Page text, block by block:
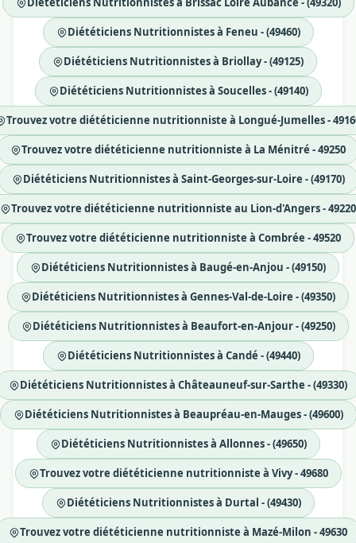
Diététiciens Nutritionnistes à Feneu - (49460)
Diététiciens Nutritionnistes à Briollay - (49125)
Diététiciens Nutritionnistes à Soucelles - (49140)
Trouvez votre diététicienne nutritionniste à Longué-Jumelles -
Trouvez votre diététicienne nutritionniste à La Ménitré - 49250
Diététiciens Nutritionnistes à Saint-Georges-sur-Loire - (49170)
Trouvez votre diététicienne nutritionniste au Lion-d'Angers - 49220
Trouvez votre diététicienne nutritionniste à Combrée - 49520
Diététiciens Nutritionnistes à Baugé-en-Anjou - (49150)
Diététiciens Nutritionnistes à Gennes-Val-de-Loire - (49350)
Diététiciens Nutritionnistes à Beaufort-en-Anjour - (49250)
Diététiciens Nutritionnistes à Candé - (49440)
Diététiciens Nutritionnistes à Châteauneuf-sur-Sarthe - (49330)
Diététiciens Nutritionnistes à Beaupréau-en-Mauges - (49600)
Diététiciens Nutritionnistes à Allonnes - (49650)
Trouvez votre diététicienne nutritionniste à Vivy - 49680
Diététiciens Nutritionnistes à Durtal - (49430)
Trouvez votre diététicienne nutritionniste à Mazé-Milon - 49630